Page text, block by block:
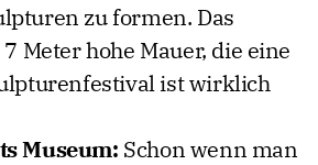
zu formen. Das
Meter hohe Mauer, die eine
ist wirklich
Museum: Schon wenn man